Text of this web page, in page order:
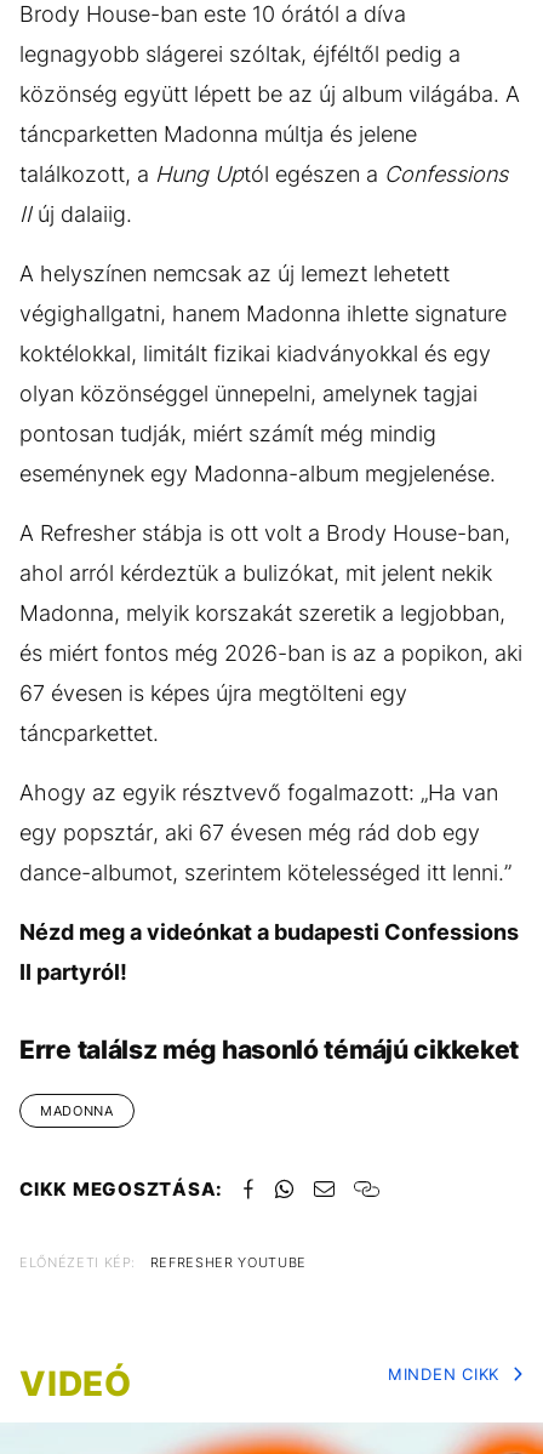
Brody House-ban este 10 órától a díva
legnagyobb slágerei szóltak, éjféltől pedig a
közönség együtt lépett be az új album világába. A
táncparketten Madonna múltja és jelene
találkozott, a Hung Uptól egészen a Confessions
IIúj dalaiig.
A helyszínen nemcsak az új lemezt lehetett
végighallgatni, hanem Madonna ihlette signature
koktélokkal, limitált fizikai kiadványokkal és egy
olyan közönséggel ünnepelni, amelynek tagjai
pontosan tudják, miért számít még mindig
eseménynek egy Madonna-album megjelenése.
A Refresher stábja is ott volt a Brody House-ban,
ahol arról kérdeztük a bulizókat, mit jelent nekik
Madonna, melyik korszakát szeretik a legjobban,
és miért fontos még 2026-ban is az a popikon, aki
67 évesen is képes újra megtölteni egy
táncparkettet.
Ahogy az egyik résztvevő fogalmazott: „Ha van
egy popsztár, aki 67 évesen még rád dob egy
dance-albumot, szerintem kötelességed itt lenni.”
Nézd meg a videónkat a budapesti Confessions
II partyról!
Erre találsz még hasonló témájú cikkeket
MADONNA
CIKK MEGOSZTÁSA:
ELŐNÉZETI KÉP: REFRESHER YOUTUBE
VIDEÓ MINDEN CIKK